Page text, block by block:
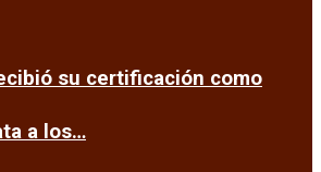
su certificación como
a los…